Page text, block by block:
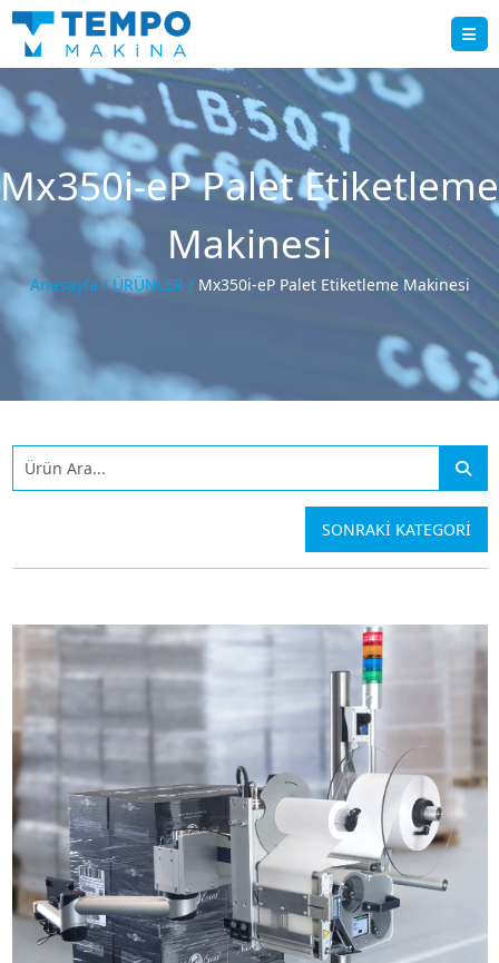
Mx350i-eP Palet Etiketleme
Makinesi
Anasayfa /ÜRÜNLER /Mx350i-eP Palet Etiketleme Makinesi
SONRAKİ KATEGORİ